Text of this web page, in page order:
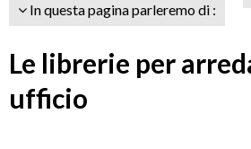
In questa pagina parleremo di :
Le librerie per
ufficio